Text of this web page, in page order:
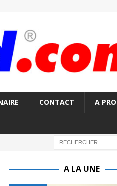
CONTACT A
A LA UNE